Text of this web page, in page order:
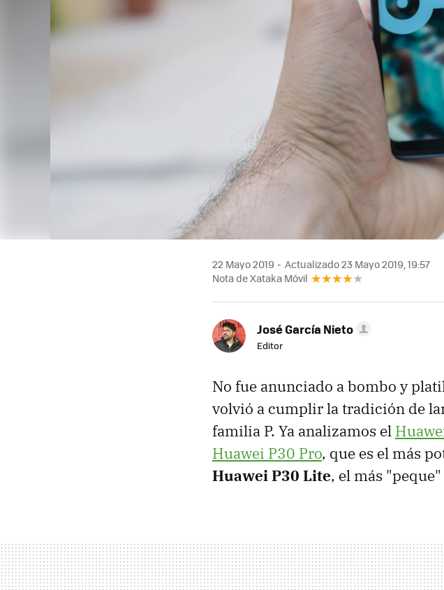
22 Mayo 2019
Actualizado 23 Mayo 2019, 19:57
Nota de Xataka Móvil
José García Nieto
Editor
No fue anunciado a bombo y
volvió a cumplir la tradición de
familia P. Ya analizamos el
Huawei P30 Pro, que es el más
Huawei P30 Lite, el más